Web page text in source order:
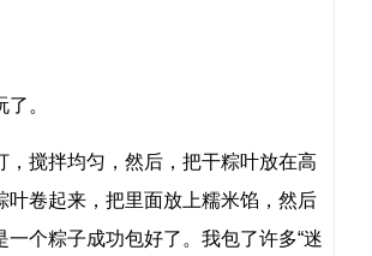
。
搅拌均匀，然后，把干粽叶放在高
卷起来，把里面放上糯米馅，然后
个粽子成功包好了。我包了许多“迷